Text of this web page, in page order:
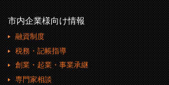
市内企業様向け情報
融資制度
税務・記帳指導
創業・起業・事業承継
専門家相談